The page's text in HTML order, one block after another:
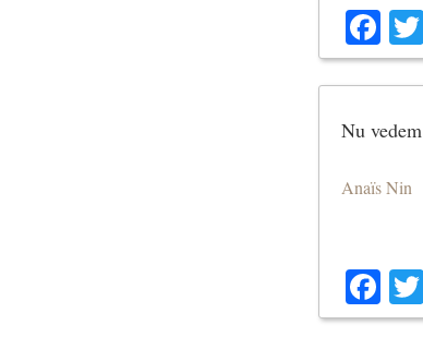
Nu
Anaïs Nin